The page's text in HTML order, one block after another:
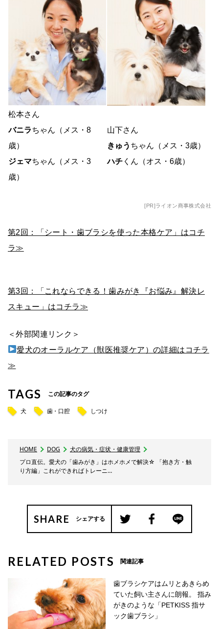
松本さん
バニラちゃん（メス・8
歳）
ジェマちゃん（メス・3
歳）
山下さん
きゅう ちゃん（メス・3歳）
ハチ くん（オス・6歳）
[PR]ライオン商事株式会社
第2回：「シート・歯ブラシを使った本格ケア」はコチ
ラ≫
第3回：「これならできる！歯みがき『お悩み』解決レ
スキュー」はコチラ≫
＜外部関連リンク＞
愛犬のオーラルケア（獣医推奨ケア）の詳細はコチラ
≫
TAGS この記事のタグ
犬 歯・口腔 しつけ
HOME DOG
犬の病気・症状・健康管理
プロ直伝。愛犬の「歯みがき」はホメホメで解決☆ 「抱き方・触
り方編」これができればトレーニ…
SHARE シェアする
RELATED POSTS 関連記事
歯ブラシケアはムリとあきらめ
ていた飼い主さんに朗報。 指み
がきのような「PETKISS 指サ
ック歯ブラシ」